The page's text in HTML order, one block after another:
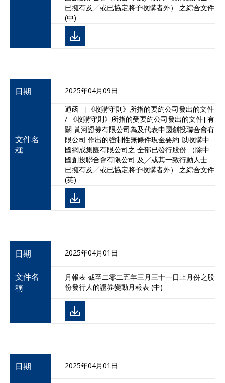
已擁有及╱或已協定將予收購者外） 之綜合文件
(中)
日期 2025年04月09日
文件名
稱
通函 - [《收購守則》所指的要約公司發出的文件
/ 《收購守則》所指的受要約公司發出的文件] 有
關 黃河證券有限公司為及代表中國創投聯合會有
限公司 作出的強制性無條件現金要約 以收購中
國網成集團有限公司之 全部已發行股份 （除中
國創投聯合會有限公司 及╱或其一致行動人士
已擁有及╱或已協定將予收購者外） 之綜合文件
(英)
日期 2025年04月01日
文件名
稱
月報表 截至二零二五年三月三十一日止月份之股
份發行人的證券變動月報表 (中)
日期 2025年04月01日